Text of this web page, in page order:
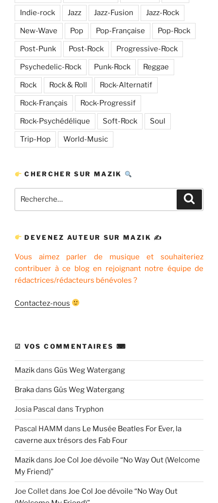
Indie-rock Jazz Jazz-Fusion Jazz-Rock
New-Wave Pop Pop-Française Pop-Rock
Post-Punk Post-Rock Progressive-Rock
Psychedelic-Rock Punk-Rock Reggae
Rock Rock & Roll Rock-Alternatif
Rock-Français Rock-Progressif
Rock-Psychédélique Soft-Rock Soul
Trip-Hop World-Music
CHERCHER SUR MAZIK
pour
DEVENEZ AUTEUR SUR MAZIK ✍
Vous aimez parler de musique et souhaiteriez
contribuer à ce blog en rejoignant notre équipe de
rédactrices/rédacteurs bénévoles ?
Contactez-nous
☑ VOS COMMENTAIRES ⌨
Mazikdans Güs Weg Watergang
Brakadans Güs Weg Watergang
Josia Pascal dans Tryphon
Pascal HAMM dans Le Musée Beatles For Ever, la
caverne aux trésors des Fab Four
Mazikdans Joe Col Joe dévoile “No Way Out (Welcome
My Friend)”
Joe Colletdans Joe Col Joe dévoile “No Way Out